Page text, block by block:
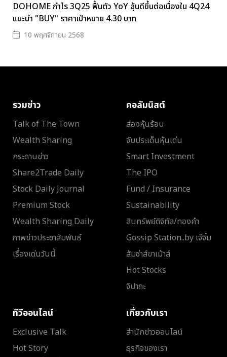
DOHOME กำไร 3Q25 ฟื้นตัว YoY ลุ้นดีขึ้นต่อเนื่องใน 4Q24
แนะนำ "BUY" ราคาเป้าหมาย 4.30 บาท
10 พฤศจิกายน 2568
รวมข่าว
Talk of The Town
Wealth Sharing
กระดานข่าว
Share2Trade Daily
Stock Daily Journal
Premium Stock
Wealth Sharing Daily
ภาพข่าวประชาสัมพันธ์
เรื่องเด่นวันนี้
คอลัมนิสต์
ส่องหุ้นร้อน
จับประเด็นหุ้นเด่น
Smart Investment
The IPO
Fund / Insurance
Sustainability
สินทรัพย์ดิจิทัล/ทองคำ
Gossip Station..by เจ๊จิ๋ม
ส้มซ่าส์ขาเม้าส์
Hot Stocks
จิปาถะ
ทีวีออนไลน์
Exclusive Talk
Hot Story
เกี่ยวกับเรา
สำนักข่าวออนไลน์
ธุรกิจของเรา